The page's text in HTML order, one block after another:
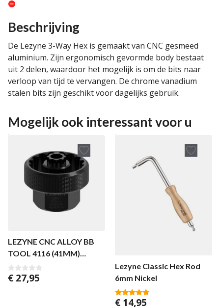
Beschrijving
De Lezyne 3-Way Hex is gemaakt van CNC gesmeed
aluminium. Zijn ergonomisch gevormde body bestaat
uit 2 delen, waardoor het mogelijk is om de bits naar
verloop van tijd te vervangen. De chrome vanadium
stalen bits zijn geschikt voor dagelijks gebruik.
Mogelijk ook interessant voor u
LEZYNE CNC ALLOY BB
TOOL 4116 (41MM)
ULTEGRA/XT
0
v
€ 27,95
Lezyne Classic Hex Rod
6mm Nickel
5.00
€ 14,95